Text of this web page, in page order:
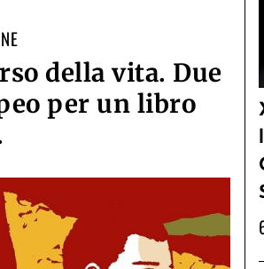
della vita. Due
per un libro